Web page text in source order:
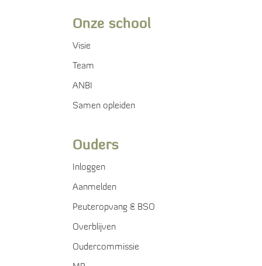
Onze school
Visie
Team
ANBI
Samen opleiden
Ouders
Inloggen
Aanmelden
Peuteropvang & BSO
Overblijven
Oudercommissie